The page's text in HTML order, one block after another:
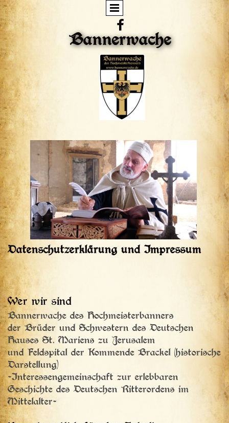

Bannerwache
Datenschutzerklärung und Impressum
Wer wir sind
Bannerwache des Hochmeisterbanners
der Brüder und Schwestern des Deutschen
Hauses St. Mariens zu Jerusalem
und Feldspital der Kommende Brackel (historische
Darstellung)
-Interessengemeinschaft zur erlebbaren
Geschichte des Deutschen Ritterordens im
Mittelalter-